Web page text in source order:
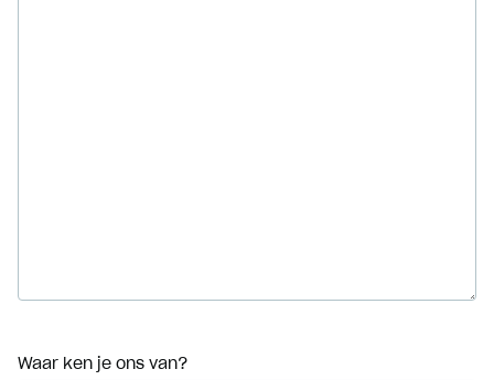
Waar ken je ons van?